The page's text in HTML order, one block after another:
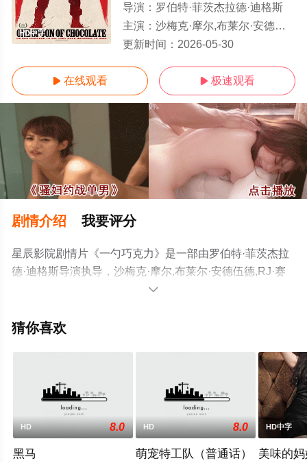
HD中字
导演： 罗伯特·菲茨杰拉德·迪格斯
主演： 沙梅克·摩尔,布莱尔·安德伍德,RJ·赛勒,迈克尔·哈尔尼,帕丽斯·杰克逊,艾默莉·克鲁奇菲尔德,Harry·Goodwins
更新时间： 2026-05-30
 在线观看  极速观看
剧情介绍 我要评分
星辰影院剧情片《一勺巧克力》是一部由罗伯特·菲茨杰拉
德·迪格斯导演执导，沙梅克·摩尔,布莱尔·安德伍德,RJ·赛
勒,迈克尔·哈尔尼,帕丽斯·杰克逊,艾默莉·克鲁奇菲尔
观看高清未删减完整版电影大全就上星辰电影网，更多相

猜你喜欢
HD 8.0
黑马
HD 8.0
萌宠特工队（普通话）
HD中字
美味的